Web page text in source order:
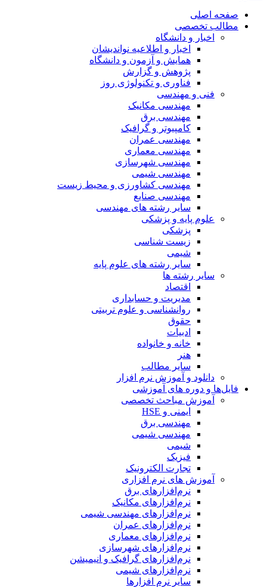
صفحه اصلی
مطالب تخصصی
اخبار و دانشگاه
اخبار و اطلاعیه نواندیشان
همایش و آزمون و دانشگاه
پژوهش و گزارش
فناوری و تکنولوژی روز
فنی و مهندسی
مهندسی مکانیک
مهندسی برق
کامپیوتر و گرافیک
مهندسی عمران
مهندسی معماری
مهندسی شهرسازی
مهندسی شیمی
مهندسی کشاورزی و محیط زیست
مهندسی صنایع
سایر رشته های مهندسی
علوم پایه و پزشکی
پزشکی
زیست شناسی
شیمی
سایر رشته های علوم پایه
سایر رشته ها
اقتصاد
مدیریت و حسابداری
روانشناسی و علوم تربیتی
حقوق
ادبیات
خانه و خانواده
هنر
سایر مطالب
دانلود و آموزش نرم افزار
فایل‌ها و دوره های آموزشی
آموزش مباحث تخصصی
ایمنی و HSE
مهندسی برق
مهندسی شیمی
شیمی
فیزیک
تجارت الکترونیک
آموزش های نرم افزاری
نرم‌افزارهای برق
نرم‌افزارهای مکانیک
نرم‌افزارهای مهندسی شیمی
نرم‌افزارهای عمران
نرم‌افزارهای معماری
نرم‌افزارهای شهرسازی
نرم‌افزارهای گرافیک و انیمیشن
نرم‌افزارهای شیمی
سایر نرم افزارها